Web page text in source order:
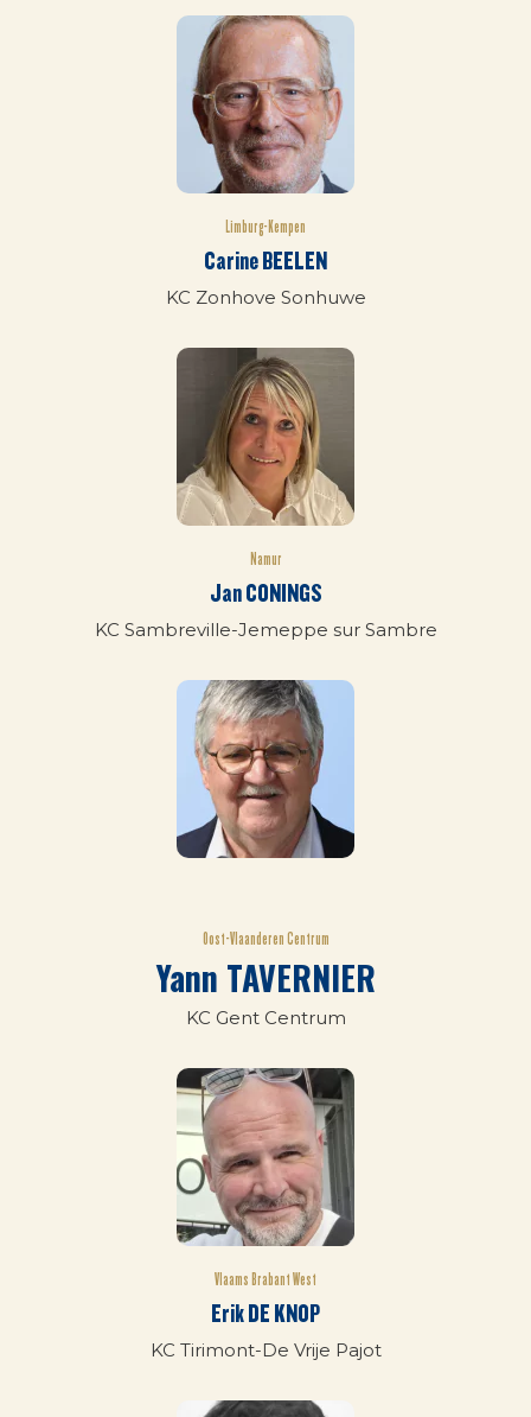
Limburg-Kempen
Carine BEELEN
KC Zonhove Sonhuwe
Namur
Jan CONINGS
KC Sambreville-Jemeppe sur Sambre
Oost-Vlaanderen Centrum
Yann TAVERNIER
KC Gent Centrum
Vlaams Brabant West
Erik DE KNOP
KC Tirimont-De Vrije Pajot